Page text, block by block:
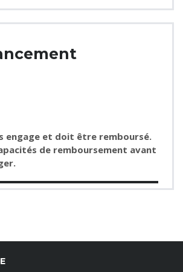
engage et doit être remboursé.
de remboursement avant